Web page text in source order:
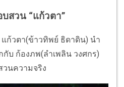
บสวน “แก้วตา”
ก้วตา(ข้าวทิพย์ ธิดาดิน) นำ
บ ก้องภพ(ลำเพลิน วงศกร)
วนความจริง